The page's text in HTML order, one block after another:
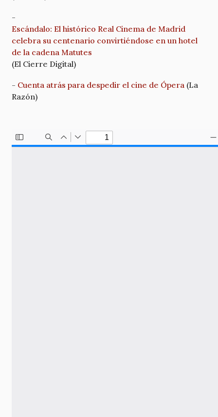
-
Escándalo: El histórico Real Cinema de Madrid
celebra su centenario convirtiéndose en un hotel
de la cadena Matutes
(El Cierre Digital)
- Cuenta atrás para despedir el cine de Ópera (La
Razón)